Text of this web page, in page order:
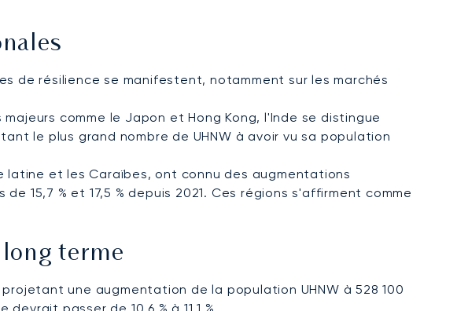
de résilience se manifestent, notamment sur les marchés
comme le Japon et Hong Kong, l'Inde se distingue
le plus grand nombre de UHNW à avoir vu sa population
latine et les Caraïbes, ont connu des augmentations
15,7 % et 17,5 % depuis 2021. Ces régions s'affirment comme
terme
une augmentation de la population UHNW à 528 100